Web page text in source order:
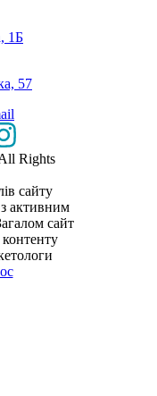
1Б
57
Rights
сайту
активним
сайт